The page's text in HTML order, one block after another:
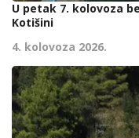
U petak 7. kolovoza
Kotišini
4. kolovoza 2026.